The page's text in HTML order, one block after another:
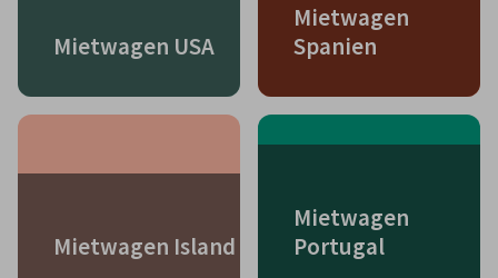
Mietwagen USA
Mietwagen
Spanien
Mietwagen Island
Mietwagen
Portugal